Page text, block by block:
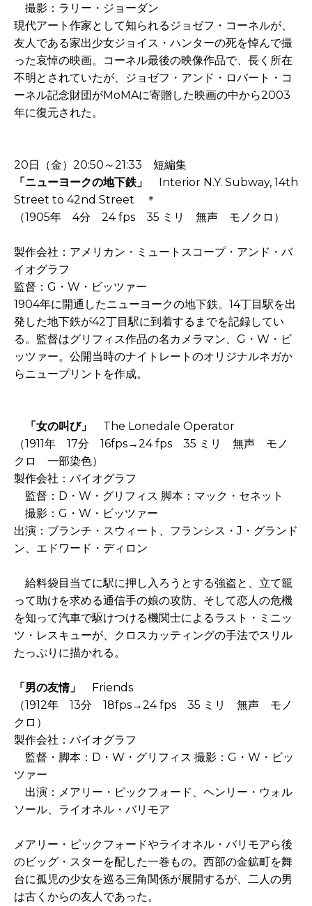
撮影：ラリー・ジョーダン
現代アート作家として知られるジョゼフ・コーネルが、
友人である家出少女ジョイス・ハンターの死を悼んで撮
った哀悼の映画。コーネル最後の映像作品で、長く所在
不明とされていたが、ジョゼフ・アンド・ロバート・コ
ーネル記念財団がMoMAに寄贈した映画の中から2003
年に復元された。
20日（金）20:50～21:33 短編集
「ニューヨークの地下鉄」
Interior N.Y. Subway, 14th
Street to 42nd Street ＊
（1905年 4分 24 fps 35 ミリ 無声 モノクロ）
製作会社：アメリカン・ミュートスコープ・アンド・バ
イオグラフ
監督：G・W・ビッツァー
1904年に開通したニューヨークの地下鉄。14丁目駅を出
発した地下鉄が42丁目駅に到着するまでを記録してい
る。監督はグリフィス作品の名カメラマン、G・W・ビ
ッツァー。公開当時のナイトレートのオリジナルネガか
らニュープリントを作成。
「女の叫び」 The Lonedale Operator
（1911年 17分 16fps→24 fps 35 ミリ 無声 モノ
クロ 一部染色）
製作会社：バイオグラフ
監督：D・W・グリフィス 脚本：マック・セネット
撮影：G・W・ビッツァー
出演：ブランチ・スウィート、フランシス・J・グランド
ン、エドワード・ディロン
給料袋目当てに駅に押し入ろうとする強盗と、立て籠
って助けを求める通信手の娘の攻防、そして恋人の危機
を知って汽車で駆けつける機関士によるラスト・ミニッ
ツ・レスキューが、クロスカッティングの手法でスリル
たっぷりに描かれる。
「男の友情」
Friends
（1912年 13分 18fps→24 fps 35 ミリ 無声 モノ
クロ）
製作会社：バイオグラフ
監督・脚本：D・W・グリフィス 撮影：G・W・ビッ
ツァー
出演：メアリー・ピックフォード、ヘンリー・ウォル
ソール、ライオネル・バリモア
メアリー・ピックフォードやライオネル・バリモアら後
のビッグ・スターを配した一巻もの。西部の金鉱町を舞
台に孤児の少女を巡る三角関係が展開するが、二人の男
は古くからの友人であった。